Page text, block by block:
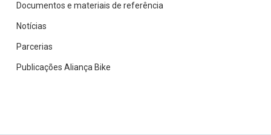
Documentos e materiais de referência
Notícias
Parcerias
Publicações Aliança Bike